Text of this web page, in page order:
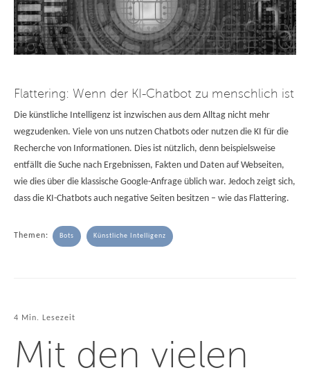
Flattering: Wenn der KI-Chatbot zu menschlich ist
Die künstliche Intelligenz ist inzwischen aus dem Alltag nicht mehr
wegzudenken. Viele von uns nutzen Chatbots oder nutzen die KI für die
Recherche von Informationen. Dies ist nützlich, denn beispielsweise
entfällt die Suche nach Ergebnissen, Fakten und Daten auf Webseiten,
wie dies über die klassische Google-Anfrage üblich war. Jedoch zeigt sich,
dass die KI-Chatbots auch negative Seiten besitzen – wie das Flattering.
Themen: Bots Künstliche Intelligenz
4 Min. Lesezeit
Mit den vielen